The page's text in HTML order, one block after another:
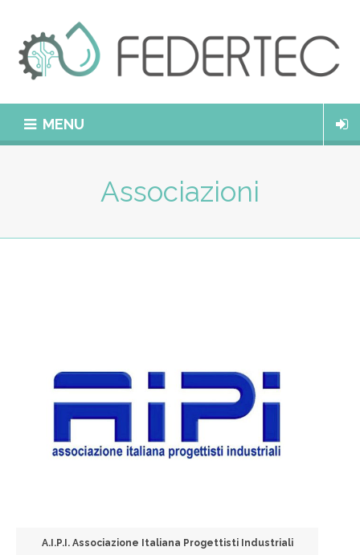
MENU
Associazioni
A.I.P.I. Associazione Italiana Progettisti Industriali